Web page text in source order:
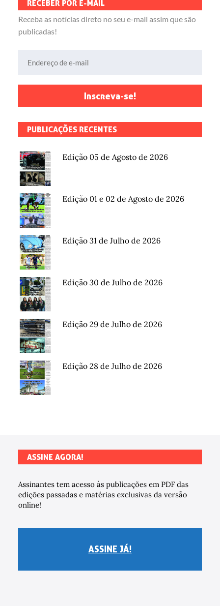
RECEBER POR E-MAIL
Receba as notícias direto no seu e-mail assim que são
publicadas!
Inscreva-se!
PUBLICAÇÕES RECENTES
Edição 05 de Agosto de 2026
Edição 01 e 02 de Agosto de 2026
Edição 31 de Julho de 2026
Edição 30 de Julho de 2026
Edição 29 de Julho de 2026
Edição 28 de Julho de 2026
ASSINE AGORA!
Assinantes tem acesso às publicações em PDF das
edições passadas e matérias exclusivas da versão
online!
ASSINE JÁ!